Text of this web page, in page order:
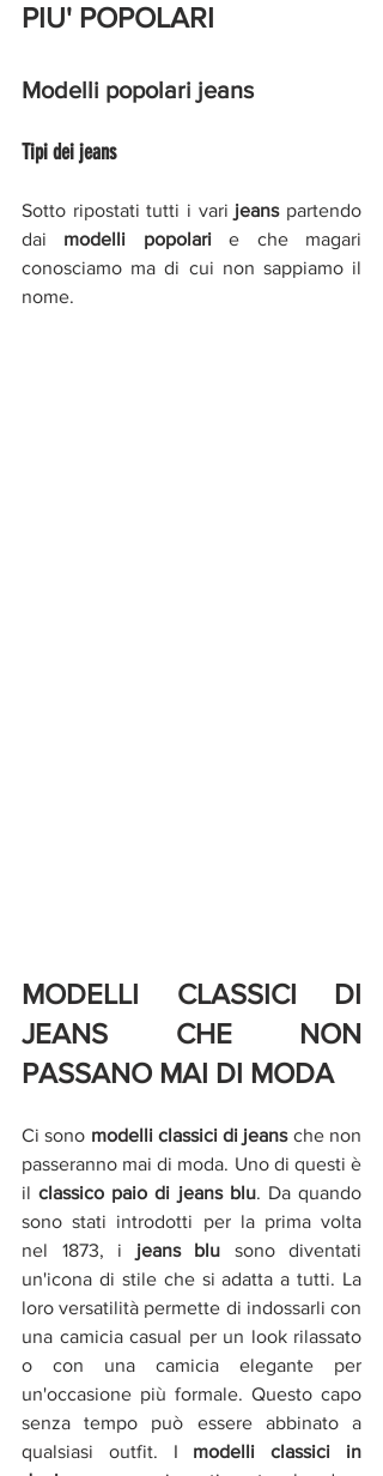
PIU' POPOLARI
Modelli popolari jeans
Tipi dei jeans
Sotto ripostati tutti i vari jeans partendo
dai modelli popolari e che magari
conosciamo ma di cui non sappiamo il
nome.
MODELLI CLASSICI DI
JEANS CHE NON
PASSANO MAI DI MODA
Ci sono modelli classici di jeans che non
passeranno mai di moda. Uno di questi è
il classico paio di jeans blu. Da quando
sono stati introdotti per la prima volta
nel 1873, i jeans blu sono diventati
un'icona di stile che si adatta a tutti. La
loro versatilità permette di indossarli con
una camicia casual per un look rilassato
o con una camicia elegante per
un'occasione più formale. Questo capo
senza tempo può essere abbinato a
qualsiasi outfit. I modelli classici in